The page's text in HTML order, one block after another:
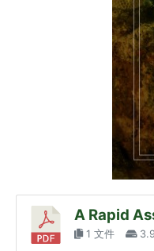
A Rapid
1 文件